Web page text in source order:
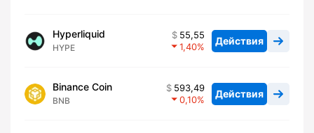
Hyperliquid
HYPE
55,55
1,40
Действия
Binance Coin
BNB
593,49
0,10
Действия